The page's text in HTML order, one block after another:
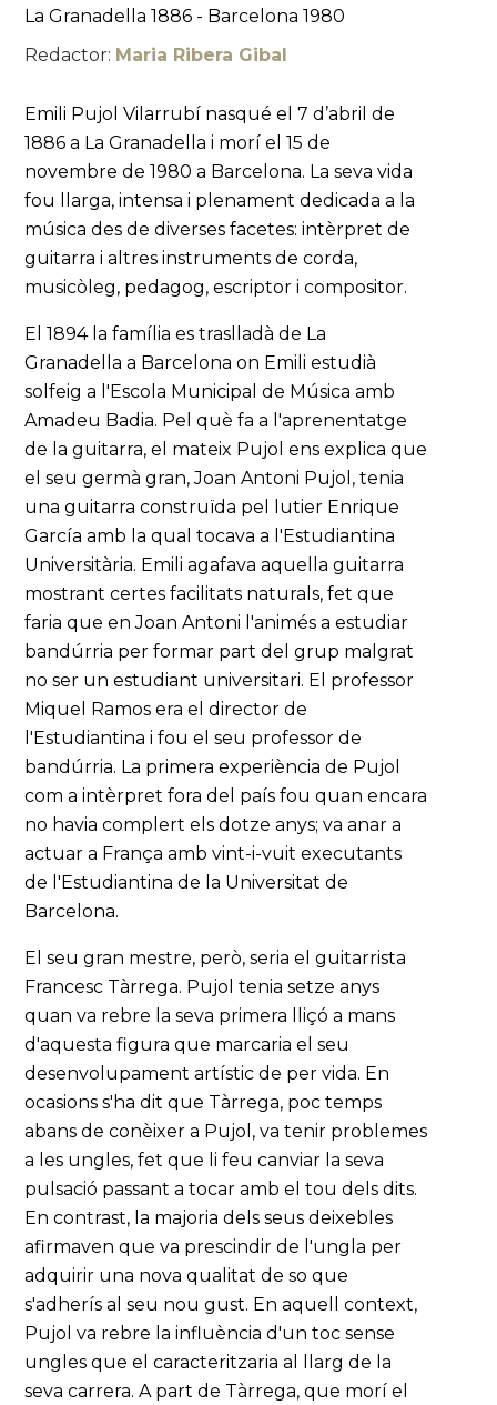
La Granadella 1886 - Barcelona 1980
Redactor: Maria Ribera Gibal
Emili Pujol Vilarrubí nasqué el 7 d’abril de
1886 a La Granadella i morí el 15 de
novembre de 1980 a Barcelona. La seva vida
fou llarga, intensa i plenament dedicada a la
música des de diverses facetes: intèrpret de
guitarra i altres instruments de corda,
musicòleg, pedagog, escriptor i compositor.
El 1894 la família es traslladà de La
Granadella a Barcelona on Emili estudià
solfeig a l'Escola Municipal de Música amb
Amadeu Badia. Pel què fa a l'aprenentatge
de la guitarra, el mateix Pujol ens explica que
el seu germà gran, Joan Antoni Pujol, tenia
una guitarra construïda pel lutier Enrique
García amb la qual tocava a l'Estudiantina
Universitària. Emili agafava aquella guitarra
mostrant certes facilitats naturals, fet que
faria que en Joan Antoni l'animés a estudiar
bandúrria per formar part del grup malgrat
no ser un estudiant universitari. El professor
Miquel Ramos era el director de
l'Estudiantina i fou el seu professor de
bandúrria. La primera experiència de Pujol
com a intèrpret fora del país fou quan encara
no havia complert els dotze anys; va anar a
actuar a França amb vint-i-vuit executants
de l'Estudiantina de la Universitat de
Barcelona.
El seu gran mestre, però, seria el guitarrista
Francesc Tàrrega. Pujol tenia setze anys
quan va rebre la seva primera lliçó a mans
d'aquesta figura que marcaria el seu
desenvolupament artístic de per vida. En
ocasions s'ha dit que Tàrrega, poc temps
abans de conèixer a Pujol, va tenir problemes
a les ungles, fet que li feu canviar la seva
pulsació passant a tocar amb el tou dels dits.
En contrast, la majoria dels seus deixebles
afirmaven que va prescindir de l'ungla per
adquirir una nova qualitat de so que
s'adherís al seu nou gust. En aquell context,
Pujol va rebre la influència d'un toc sense
ungles que el caracteritzaria al llarg de la
seva carrera. A part de Tàrrega, que morí el